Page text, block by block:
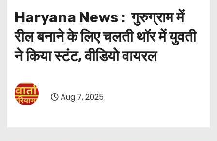
Haryana News : गुरुग्राम में
रील बनाने के लिए चलती थॉर में युवती
ने किया स्टंट, वीडियो वायरल
Aug 7, 2025